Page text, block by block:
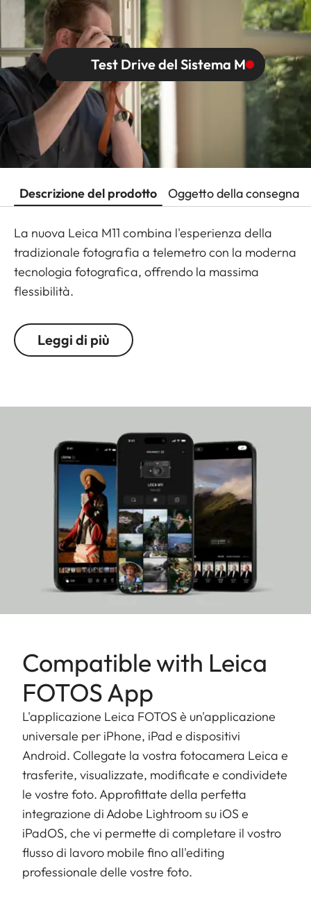
Test Drive del Sistema M
Descrizione del prodotto Oggetto della consegna
La nuova Leica M11 combina l'esperienza della
tradizionale fotografia a telemetro con la moderna
tecnologia fotografica, offrendo la massima
flessibilità.
Espandi la tua libertà creativa con la Leica M11.
Come punto di riferimento nella fotografia a
design esclusivo Il sensore CMOS BSI full frame con
di produrre immagini straordinarie a 60, 36 o 18
megapixel. Esprimi la tua visione artistica con
precisione rimanendo flessibile e con un
impareggiabile livello di resa dei dettagli e
un'ampia gamma ISO. Carica la nuova potente
batteria e collega la tua fotocamera utilizzando la
nuova porta USB-C così da beneficiare di un
elevato livello di sicurezza dei dati con Memoria
interna da 64 GB.
Leggi di più
Compatible with Leica
FOTOS App
L'applicazione Leica FOTOS è un'applicazione
universale per iPhone, iPad e dispositivi
Android. Collegate la vostra fotocamera Leica e
trasferite, visualizzate, modificate e condividete
le vostre foto. Approfittate della perfetta
integrazione di Adobe Lightroom su iOS e
iPadOS, che vi permette di completare il vostro
flusso di lavoro mobile fino all'editing
professionale delle vostre foto.